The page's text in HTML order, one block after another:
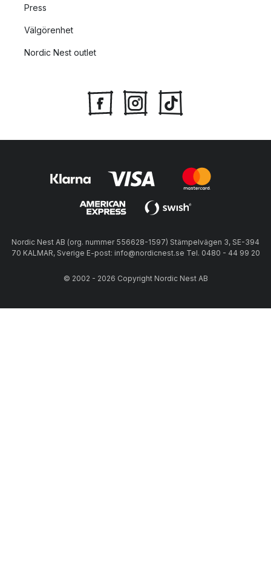
Press
Välgörenhet
Nordic Nest outlet
Nordic Nest AB (org. nummer 556628-1597) Stämpelvägen 3, SE-394
70 KALMAR, Sverige E-post: info@nordicnest.se Tel. 0480 - 44 99 20
© 2002 - 2026 Copyright Nordic Nest AB